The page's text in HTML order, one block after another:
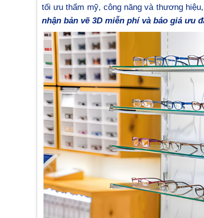
tối ưu thẩm mỹ, công năng và thương
nhận bản vẽ 3D miễn phí và báo giá ưu